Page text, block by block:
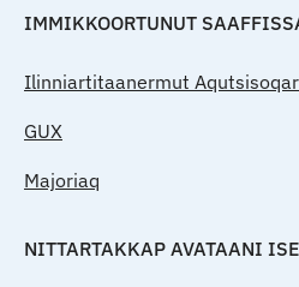
IMMIKKOORTUNUT
Ilinniartitaanermut
GUX
Majoriaq
NITTARTAKKAP AVATAANI